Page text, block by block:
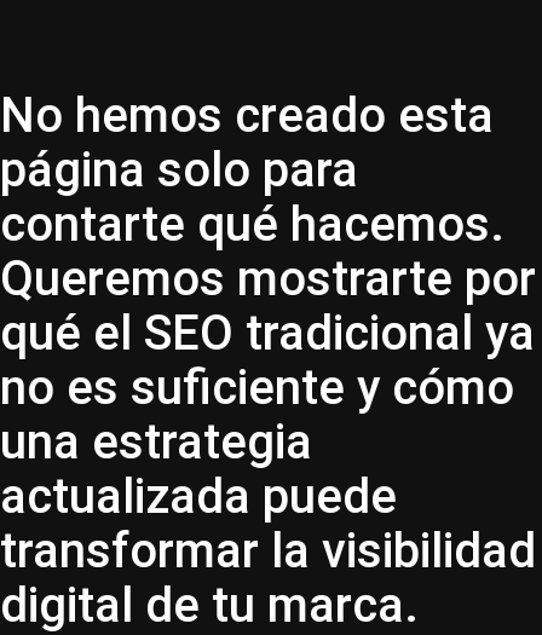
No hemos creado esta
página solo para
contarte qué hacemos.
Queremos mostrarte por
qué el SEO tradicional ya
no es suficiente y cómo
una estrategia
actualizada puede
transformar la visibilidad
digital de tu marca.